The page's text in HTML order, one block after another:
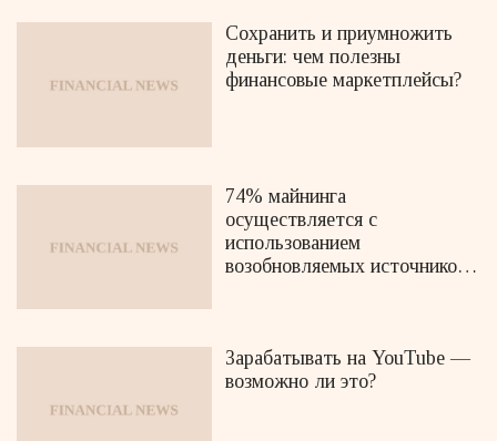
Сохранить и приумножить
деньги: чем полезны
финансовые маркетплейсы?
74% майнинга
осуществляется с
использованием
возобновляемых источников
Зарабатывать на YouTube —
возможно ли это?